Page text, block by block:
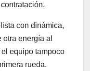
con dinámica,
energía al
equipo tampoco
rueda.